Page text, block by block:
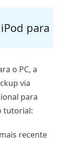
para
o PC, a
via
para
tutorial:
recente